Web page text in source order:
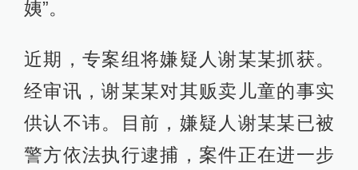
姨”。
近期，专案组将嫌疑人谢某某抓获。
经审讯，谢某某对其贩卖儿童的事实
供认不讳。目前，嫌疑人谢某某已被
警方依法执行逮捕，案件正在进一步